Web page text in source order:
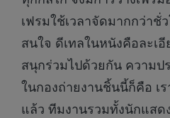
เฟรมใช้เวลาจัดมากกว่าชั่
สนใจ ดีเทลในหนังคือละเ
สนุกร่วมไปด้วยกัน ความป
ในกองถ่ายงานชิ้นนี้ก็คือ เ
แล้ว ทีมงานรวมทั้งนักแส